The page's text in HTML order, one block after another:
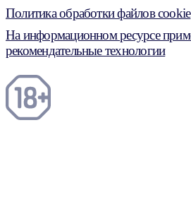
Политика обработки файлов cookie
На информационном ресурсе
рекомендательные технологии